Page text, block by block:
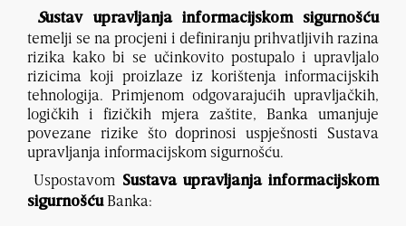
Sustav upravljanja informacijskom sigurnošću
temelji se na procjeni i definiranju prihvatljivih razina
rizika kako bi se učinkovito postupalo i upravljalo
rizicima koji proizlaze iz korištenja informacijskih
tehnologija. Primjenom odgovarajućih upravljačkih,
logičkih i fizičkih mjera zaštite, Banka umanjuje
povezane rizike što doprinosi uspješnosti Sustava
upravljanja informacijskom sigurnošću.
Uspostavom Sustava upravljanja informacijskom
sigurnošćuBanka: